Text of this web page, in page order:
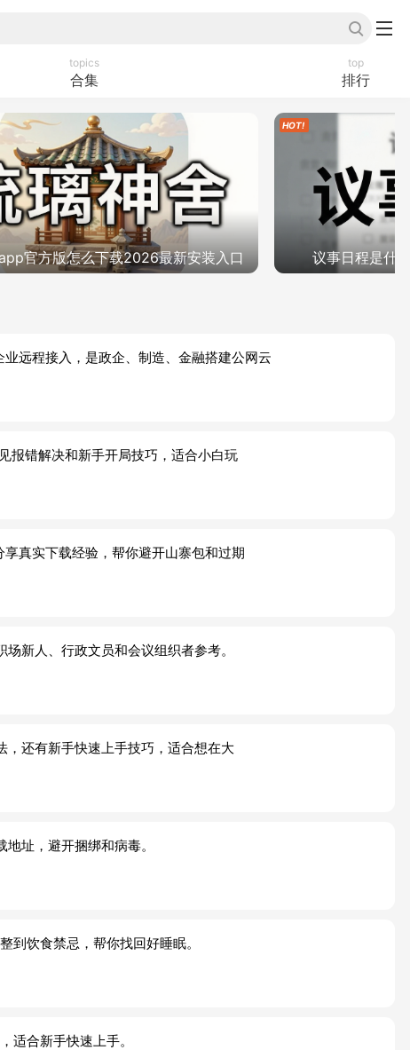
topics
合集
top
排行
官方版怎么下载2026最新安装入口 议事日程是什
远程接入，是政企、制造、金融搭建公网云
报错解决和新手开局技巧，适合小白玩
真实下载经验，帮你避开山寨包和过期
新人、行政文员和会议组织者参考。
还有新手快速上手技巧，适合想在大
址，避开捆绑和病毒。
饮食禁忌，帮你找回好睡眠。
适合新手快速上手。